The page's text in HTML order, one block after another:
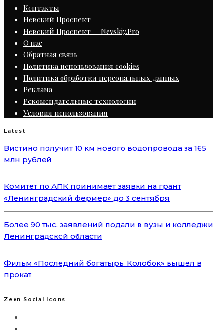
Контакты
Невский Проспект
Невский Проспект — Nevskiy.Pro
О нас
Обратная связь
Политика использования cookies
Политика обработки персональных данных
Реклама
Рекомендательные технологии
Условия использования
Latest
Вистино получит 10 км нового водопровода за 165
млн рублей
Комитет по АПК принимает заявки на грант
«Ленинградский фермер» до 3 сентября
Более 90 тыс. заявлений подали в вузы и колледжи
Ленинградской области
Фильм «Последний богатырь. Колобок» вышел в
прокат
Zeen Social Icons